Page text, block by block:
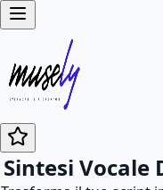
Sintesi